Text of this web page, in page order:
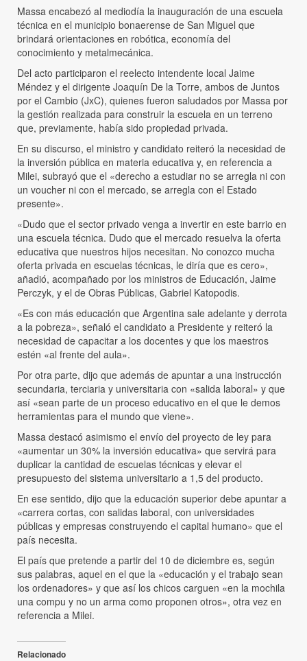
Massa encabezó al mediodía la inauguración de una escuela
técnica en el municipio bonaerense de San Miguel que
brindará orientaciones en robótica, economía del
conocimiento y metalmecánica.
Del acto participaron el reelecto intendente local Jaime
Méndez y el dirigente Joaquín De la Torre, ambos de Juntos
por el Cambio (JxC), quienes fueron saludados por Massa por
la gestión realizada para construir la escuela en un terreno
que, previamente, había sido propiedad privada.
En su discurso, el ministro y candidato reiteró la necesidad de
la inversión pública en materia educativa y, en referencia a
Milei, subrayó que el «derecho a estudiar no se arregla ni con
un voucher ni con el mercado, se arregla con el Estado
presente».
«Dudo que el sector privado venga a invertir en este barrio en
una escuela técnica. Dudo que el mercado resuelva la oferta
educativa que nuestros hijos necesitan. No conozco mucha
oferta privada en escuelas técnicas, le diría que es cero»,
añadió, acompañado por los ministros de Educación, Jaime
Perczyk, y el de Obras Públicas, Gabriel Katopodis.
«Es con más educación que Argentina sale adelante y derrota
a la pobreza», señaló el candidato a Presidente y reiteró la
necesidad de capacitar a los docentes y que los maestros
estén «al frente del aula».
Por otra parte, dijo que además de apuntar a una instrucción
secundaria, terciaria y universitaria con «salida laboral» y que
así «sean parte de un proceso educativo en el que le demos
herramientas para el mundo que viene».
Massa destacó asimismo el envío del proyecto de ley para
«aumentar un 30% la inversión educativa» que servirá para
duplicar la cantidad de escuelas técnicas y elevar el
presupuesto del sistema universitario a 1,5 del producto.
En ese sentido, dijo que la educación superior debe apuntar a
«carrera cortas, con salidas laboral, con universidades
públicas y empresas construyendo el capital humano» que el
país necesita.
El país que pretende a partir del 10 de diciembre es, según
sus palabras, aquel en el que la «educación y el trabajo sean
los ordenadores» y que así los chicos carguen «en la mochila
una compu y no un arma como proponen otros», otra vez en
referencia a Milei.
Relacionado